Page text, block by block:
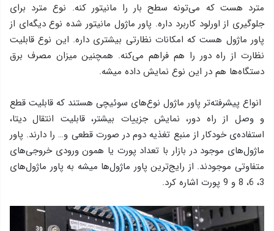
مترد هست که می‌تونه سطح بار را مانیتور کنه. نوع مترد برای
جلوگیری از اورلود کاربرد داره. پاور ماژول مانیتور شده نوع دیگه‌ای از
پاور ماژول هست که امکانات نظارتی بیشتری داره. این نوع قابلیت
نظارت از راه دور را هم فراهم می‌کنه. همچنین میزان مصرف برق
دستگاه‌ها هم در این نوع نمایش داده میشه.
انواع پیشرفته‌تر پاور ماژول نوع‌های سوئیچی هستند که قابلیت قطع
و وصل از راه دور، نمایش جزییات بیشتر، قابلیت انتقال دیتا،
استفاده‌ی خودکار از منبع تغذیه دوم در صورت قطعی و… را دارند. پاور
ماژول‌های موجود در بازار با تعداد پورت یا همون ورودی خروجی‌های
متفاوتی موجودند. از رایج‌ترین پاور ماژول‌ها میشه به پاور ماژول‌های
3، 6، 8 و 9 پورت اشاره کرد.